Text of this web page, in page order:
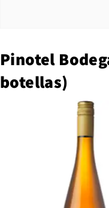
Pinotel
botellas)